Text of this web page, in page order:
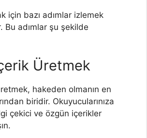
için bazı adımlar izlemek
Bu adımlar şu şekilde
Üretmek
hakeden olmanın en
biridir. Okuyucularınıza
çekici ve özgün içerikler